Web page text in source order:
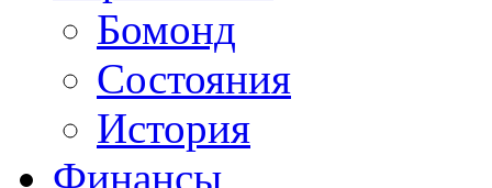
Бомонд
Состояния
История
Финансы